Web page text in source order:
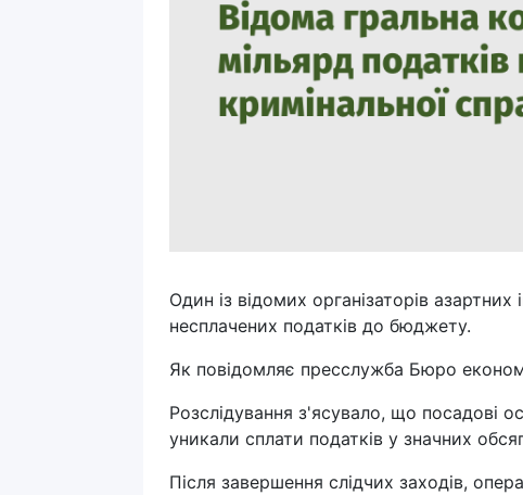
Один із відомих організаторів
несплачених податків до бюджету.
Як повідомляє пресслужба Бюро
Розслідування з'ясувало, що посадові
уникали сплати податків у значних
Після завершення слідчих заходів,